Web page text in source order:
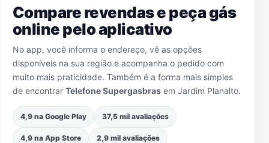
Compare revendas e peça gás
online pelo aplicativo
No app, você informa o endereço, vê as opções
disponíveis na sua região e acompanha o pedido com
muito mais praticidade. Também é a forma mais simples
de encontrar Telefone Supergasbras em Jardim Planalto.
4,9 na Google Play 37,5 mil avaliações
4,9 na App Store 2,9 mil avaliações